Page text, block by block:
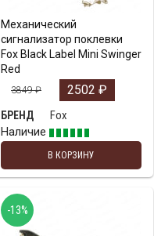
Механический
сигнализатор поклевки
Fox Black Label Mini Swinger
Red
3849₽ 2502 ₽
БРЕНД
Fox
Наличие
В КОРЗИНУ
-13%